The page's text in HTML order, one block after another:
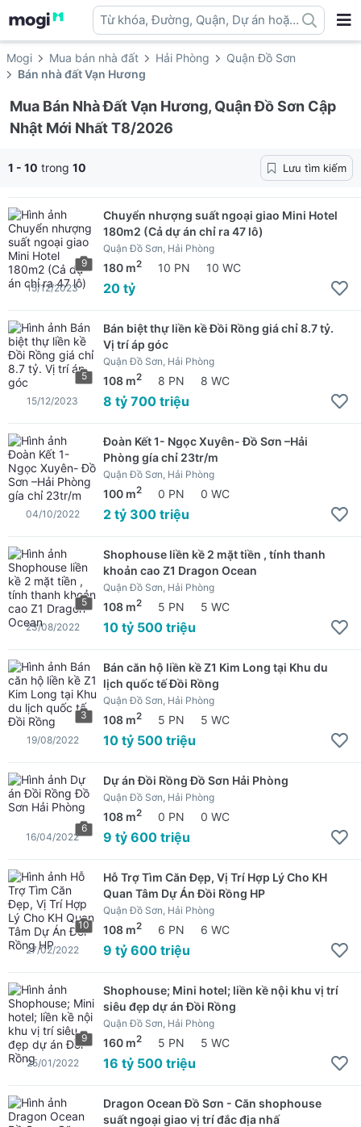
Từ khóa, Đường, Quận, Dự án hoặc
địa danh ...
Mogi Mua bán nhà đất Hải Phòng
Quận Đồ Sơn
Bán nhà đất Vạn Hương
Mua Bán Nhà Đất Vạn Hương, Quận Đồ Sơn Cập
Nhật Mới Nhất T8/2026
1 - 10 trong 10 Lưu tìm kiếm
9
Chuyển nhượng suất ngoại giao Mini Hotel
180m2 (Cả dự án chỉ ra 47 lô)
Quận Đồ Sơn, Hải Phòng
180 m2 10 PN 10 WC
20 tỷ
15/12/2023
5
Bán biệt thự liền kề Đồi Rồng giá chỉ 8.7 tỷ.
Vị trí áp góc
Quận Đồ Sơn, Hải Phòng
108 m2 8 PN 8 WC
8 tỷ 700 triệu
15/12/2023
Đoàn Kết 1- Ngọc Xuyên- Đồ Sơn –Hải
Phòng gía chỉ 23tr/m
Quận Đồ Sơn, Hải Phòng
100 m2 0 PN 0 WC
2 tỷ 300 triệu
04/10/2022
5
Shophouse liền kề 2 mặt tiền , tính thanh
khoản cao Z1 Dragon Ocean
Quận Đồ Sơn, Hải Phòng
108 m2 5 PN 5 WC
10 tỷ 500 triệu
23/08/2022
3
Bán căn hộ liền kề Z1 Kim Long tại Khu du
lịch quốc tế Đồi Rồng
Quận Đồ Sơn, Hải Phòng
108 m2 5 PN 5 WC
10 tỷ 500 triệu
19/08/2022
6
Dự án Đồi Rồng Đồ Sơn Hải Phòng
Quận Đồ Sơn, Hải Phòng
108 m2 0 PN 0 WC
9 tỷ 600 triệu
16/04/2022
10
Hỗ Trợ Tìm Căn Đẹp, Vị Trí Hợp Lý Cho KH
Quan Tâm Dự Án Đồi Rồng HP
Quận Đồ Sơn, Hải Phòng
108 m2 6 PN 6 WC
9 tỷ 600 triệu
27/02/2022
9
Shophouse; Mini hotel; liền kề nội khu vị trí
siêu đẹp dự án Đồi Rồng
Quận Đồ Sơn, Hải Phòng
160 m2 5 PN 5 WC
16 tỷ 500 triệu
25/01/2022
Dragon Ocean Đồ Sơn - Căn shophouse
suất ngoại giao vị trí đắc địa nhấ